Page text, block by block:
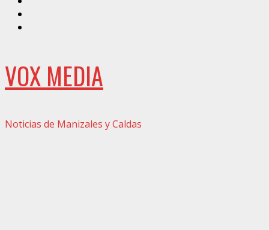
VOX MEDIA
Noticias de Manizales y Caldas